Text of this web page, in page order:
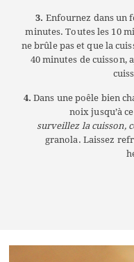
3. Enfournez dans un
minutes. Toutes les 10
ne brûle pas et que la
40 minutes de cuisson,
4. Dans une poêle bien
noix jusqu’à
surveillez la cuisson,
granola. Laissez